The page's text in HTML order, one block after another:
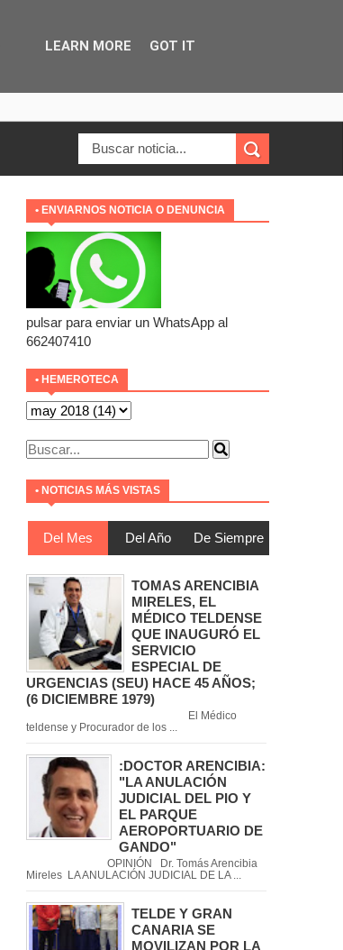
• ENVIARNOS NOTICIA O DENUNCIA
pulsar para enviar un WhatsApp al
662407410
• HEMEROTECA
• NOTICIAS MÁS VISTAS
Del Mes Del Año De Siempre
TOMAS ARENCIBIA
MIRELES, EL
MÉDICO TELDENSE
QUE INAUGURÓ EL
SERVICIO
ESPECIAL DE
URGENCIAS (SEU) HACE 45 AÑOS;
(6 DICIEMBRE 1979)
El Médico
teldense y Procurador de los ...
:DOCTOR ARENCIBIA:
"LA ANULACIÓN
JUDICIAL DEL PIO Y
EL PARQUE
AEROPORTUARIO DE
GANDO"
OPINIÓN Dr. Tomás Arencibia
Mireles LA ANULACIÓN JUDICIAL DE LA ...
TELDE Y GRAN
CANARIA SE
MOVILIZAN POR LA
LEARN MORE GOT IT